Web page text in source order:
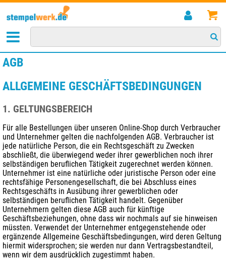
AGB
ALLGEMEINE GESCHÄFTSBEDINGUNGEN
1. GELTUNGSBEREICH
Für alle Bestellungen über unseren Online-Shop durch Verbraucher
und Unternehmer gelten die nachfolgenden AGB. Verbraucher ist
jede natürliche Person, die ein Rechtsgeschäft zu Zwecken
abschließt, die überwiegend weder ihrer gewerblichen noch ihrer
selbständigen beruflichen Tätigkeit zugerechnet werden können.
Unternehmer ist eine natürliche oder juristische Person oder eine
rechtsfähige Personengesellschaft, die bei Abschluss eines
Rechtsgeschäfts in Ausübung ihrer gewerblichen oder
selbständigen beruflichen Tätigkeit handelt. Gegenüber
Unternehmern gelten diese AGB auch für künftige
Geschäftsbeziehungen, ohne dass wir nochmals auf sie hinweisen
müssten. Verwendet der Unternehmer entgegenstehende oder
ergänzende Allgemeine Geschäftsbedingungen, wird deren Geltung
hiermit widersprochen; sie werden nur dann Vertragsbestandteil,
wenn wir dem ausdrücklich zugestimmt haben.